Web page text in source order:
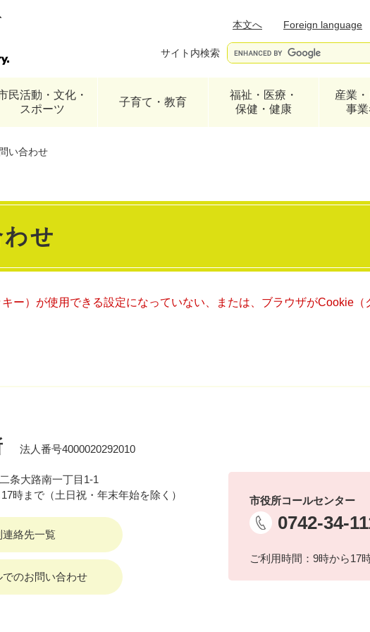
本文へ
Foreign language
サイト内検索
民活動・文化・
スポーツ
子育て・教育
福祉・医療・
保健・健康
産業・
事
い合わせ
せ
ー）が使用できる設定になっていない、または、ブラウザがCookie
法人番号4000020292010
条大路南一丁目1-1
時まで（土日祝・年末年始を除く）
連絡先一覧
でのお問い合わせ
市役所コールセンター
0742-34-
ご利用時間：9時から17